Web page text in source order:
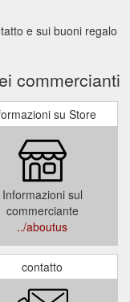
e sui buoni regalo
commercianti
su Store
Informazioni sul
commerciante
../aboutus
contatto